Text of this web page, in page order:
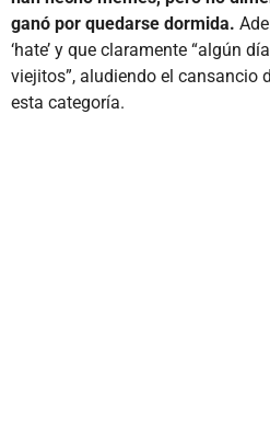
ganó por quedarse dormida.
‘hate’ y que claramente “algún
viejitos”, aludiendo el cansancio
esta categoría.